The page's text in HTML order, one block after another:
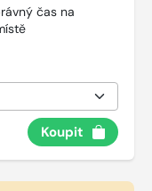
čas na
Koupit